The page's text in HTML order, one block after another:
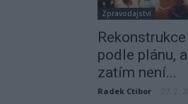
Zpravodajství
podle plánu,
zatím není...
Radek Ctibor